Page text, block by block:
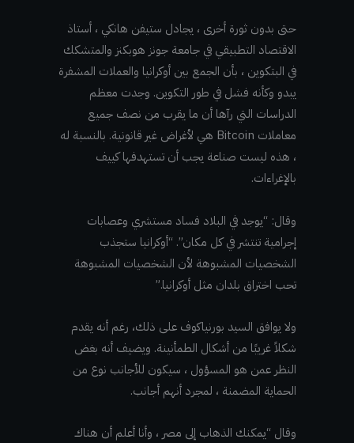
حتى بدون ثورة أخرى ، يجادل ستيفن هانكي ، أستاذ
الاقتصاد التطبيقي في جامعة جونز هوبكنز والمتشكك
في البتكوين ، بأن الجمع بين أوكرانيا والعملات المشفرة
يبدو وكأنه فشل في طور التكوين. وجدت معظم
الدراسات التي رآها أن ما يقرب من نصف جميع
معاملات Bitcoin هي لأغراض غير قانونية. بالنسبة له
، هذه ليست صناعة يجب أن تستهدفها كييف
بالإغراءات.
وقال: “يوجد في البلاد فساد مستشري وعصابات
إجرامية تنتشر في كل مكان”. “أوكرانيا ستجذب
الشخصيات المشبوهة لأن الشخصيات المشبوهة
تحب اختراق بلدان مثل أوكرانيا.”
ولا يوافق السيد بورنياكوف على ذلك، رغم أنه يقدم
شكلاً غريبًا من أشكال الطمأنينة. ويضيف أنه بغض
النظر عمن هو المسؤول ، سيكون للأجانب نوع من
الحماية المضمنة ، لمجرد أنهم أجانب.
وقال “يمكنك الذهاب إلى مصر ، وأنا أعلم أن هناك